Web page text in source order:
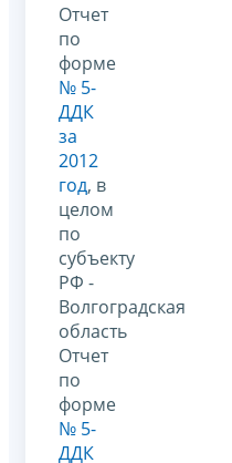
Отчет
по
форме
№ 5-
ДДК
за
2012
год, в
целом
по
субъекту
РФ -
Волгоградская
область
Отчет
по
форме
№ 5-
ДДК